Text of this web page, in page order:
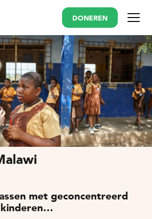
DONEREN Menu
met geconcentreerd
kinderen…